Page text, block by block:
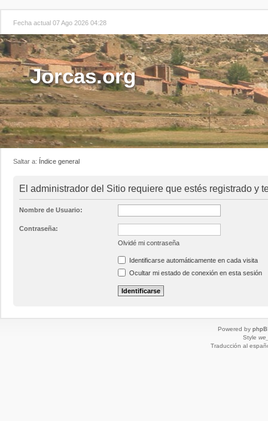
Fecha actual 07 Ago 2026 04:28
Jorcas.org
Saltar a: Índice general
El administrador del Sitio requiere que estés registrado y
Nombre de Usuario:
Contraseña:
Olvidé mi contraseña
Identificarse automáticamente en cada visita
Ocultar mi estado de conexión en esta sesión
Powered by
Style
Traducción al